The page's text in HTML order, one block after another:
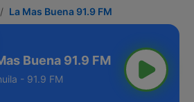
La Mas Buena 91.9 FM
Buena 91.9 FM
- 91.9 FM